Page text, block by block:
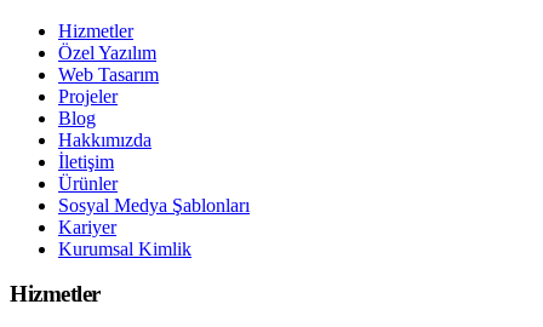
Hizmetler
Özel Yazılım
Web Tasarım
Projeler
Blog
Hakkımızda
İletişim
Ürünler
Sosyal Medya Şablonları
Kariyer
Kurumsal Kimlik
Hizmetler